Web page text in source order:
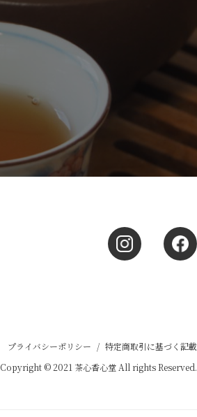
プライバシーポリシー / 特定商取引に基づく記載
Copyright © 2021 茶心香心堂 All rights Reserved.